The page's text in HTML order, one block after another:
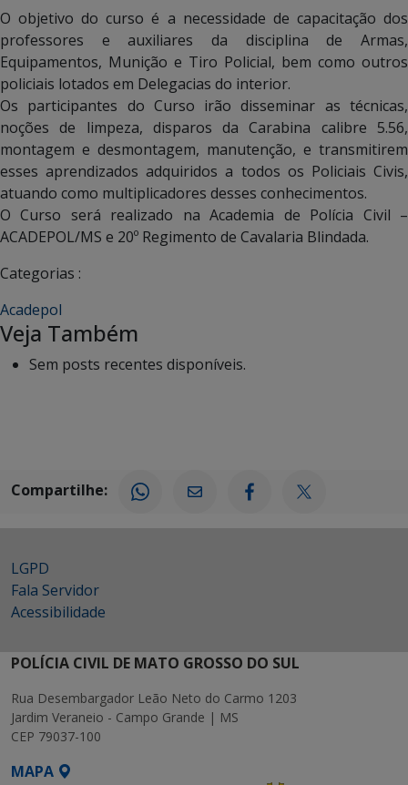
O objetivo do curso é a necessidade de capacitação dos
professores e auxiliares da disciplina de Armas,
Equipamentos, Munição e Tiro Policial, bem como outros
policiais lotados em Delegacias do interior.
Os participantes do Curso irão disseminar as técnicas,
noções de limpeza, disparos da Carabina calibre 5.56,
montagem e desmontagem, manutenção, e transmitirem
esses aprendizados adquiridos a todos os Policiais Civis,
atuando como multiplicadores desses conhecimentos.
O Curso será realizado na Academia de Polícia Civil –
ACADEPOL/MS e 20º Regimento de Cavalaria Blindada.
Categorias :
Acadepol
Veja Também
Sem posts recentes disponíveis.
Compartilhe:
LGPD
Fala Servidor
Acessibilidade
POLÍCIA CIVIL DE MATO GROSSO DO SUL
Rua Desembargador Leão Neto do Carmo 1203
Jardim Veraneio - Campo Grande | MS
CEP 79037-100
MAPA